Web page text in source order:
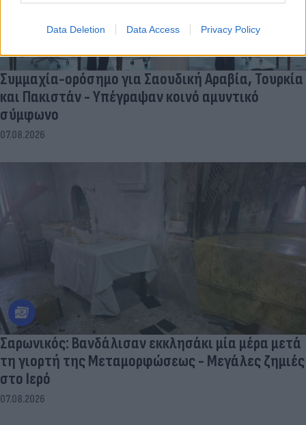
Data Deletion Data Access Privacy Policy
Συμμαχία-ορόσημο για Σαουδική Αραβία, Τουρκία
και Πακιστάν - Υπέγραψαν κοινό αμυντικό
σύμφωνο
07.08.2026
Σαρωνικός: Βανδάλισαν εκκλησάκι μία μέρα μετά
τη γιορτή της Μεταμορφώσεως - Μεγάλες ζημιές
στο Ιερό
07.08.2026